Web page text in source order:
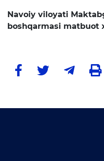
Axborot
OAV biz
Navoiy viloyati
boshqarmasi matbuot